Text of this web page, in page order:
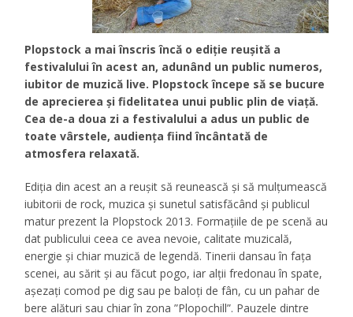
Plopstock a mai înscris încă o ediție reușită a
festivalului în acest an, adunând un public numeros,
iubitor de muzică live. Plopstock începe să se bucure
de aprecierea și fidelitatea unui public plin de viață.
Cea de-a doua zi a festivalului a adus un public de
toate vârstele, audiența fiind încântată de
atmosfera relaxată.
Ediția din acest an a reușit să reunească și să mulțumească
iubitorii de rock, muzica și sunetul satisfăcând și publicul
matur prezent la Plopstock 2013. Formațiile de pe scenă au
dat publicului ceea ce avea nevoie, calitate muzicală,
energie și chiar muzică de legendă. Tinerii dansau în fața
scenei, au sărit și au făcut pogo, iar alții fredonau în spate,
așezați comod pe dig sau pe baloți de fân, cu un pahar de
bere alături sau chiar în zona ”Plopochill”. Pauzele dintre